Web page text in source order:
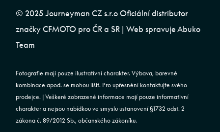
© 2025 Journeyman CZ s.r.o Oficiální distributor
značky CFMOTO pro ČR a SR | Web spravuje Abuko
Team
Fotografie mají pouze ilustrativní charakter. Výbava, barevné
kombinace apod. se mohou lišit. Pro upřesnění kontaktujte svého
prodejce. | Veškeré zobrazené informace mají pouze informativní
charakter a nejsou nabídkou ve smyslu ustanovení §1732 odst. 2
zákona č. 89/2012 Sb., občanského zákoníku.